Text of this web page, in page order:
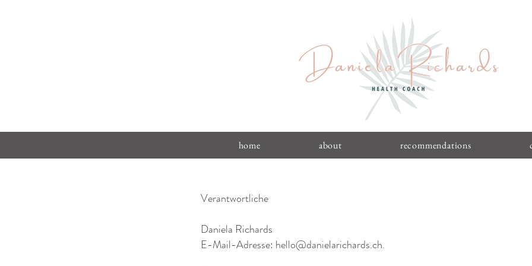
home about recommendations
Verantwortliche
Daniela Richards
E-Mail-Adresse: hello@danielarichards.ch.